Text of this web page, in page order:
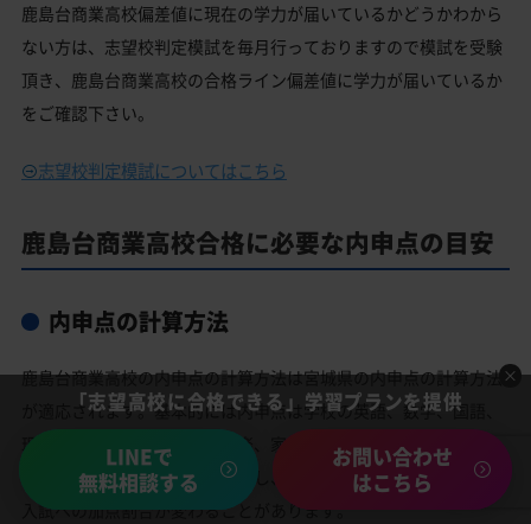
鹿島台商業高校偏差値に現在の学力が届いているかどうかわから
ない方は、志望校判定模試を毎月行っておりますので模試を受験
頂き、鹿島台商業高校の合格ライン偏差値に学力が届いているか
をご確認下さい。
志望校判定模試についてはこちら
鹿島台商業高校合格に必要な内申点の目安
内申点の計算方法
鹿島台商業高校の内申点の計算方法は宮城県の内申点の計算方法
が適応されます。基本的には内申点は学校の英語、数学、国語、
理科、社会の成績に加えて音楽、家庭科、美術、体育の合計9教
科の成績で決められます。ただし、高校によって、内申点の高校
入試への加点割合が変わることがあります。
「志望高校に合格できる」学習プランを提供
LINEで
無料相談する
お問い合わせ
はこちら